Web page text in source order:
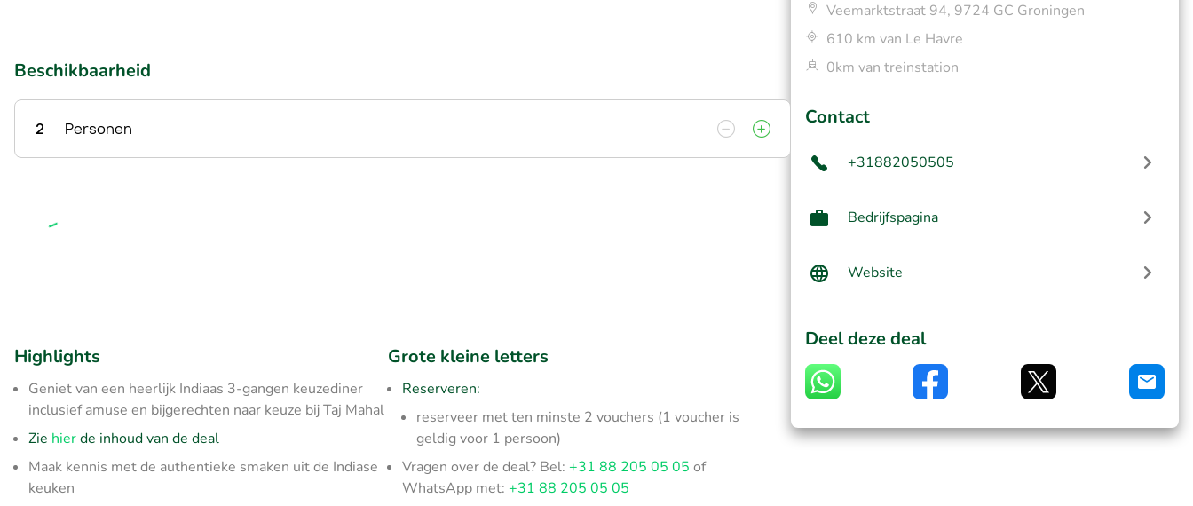
Beschikbaarheid
2 Personen
Highlights
Geniet van een heerlijk Indiaas 3-gangen keuzediner
inclusief amuse en bijgerechten naar keuze bij Taj Mahal
Zie hierde inhoud van de deal
Maak kennis met de authentieke smaken uit de Indiase
keuken
Grote kleine letters
Reserveren:
reserveer met ten minste 2 vouchers (1 voucher is
geldig voor 1 persoon)
Vragen over de deal? Bel:+31 88 205 05 05 of
WhatsApp met:+31 88 205 05 05
Veemarktstraat 94, 9724 GC Groningen
610 km van Le Havre
0km van treinstation
Contact
+31882050505
Bedrijfspagina
Website
Deel deze deal